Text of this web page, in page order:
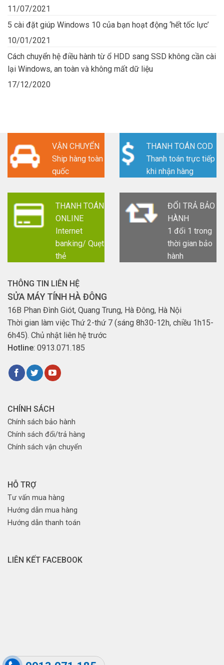
11/07/2021
5 cài đặt giúp Windows 10 của bạn hoạt động ‘hết tốc lực’
10/01/2021
Cách chuyển hệ điều hành từ ổ HDD sang SSD không cần cài
lại Windows, an toàn và không mất dữ liệu
17/12/2020
VẬN CHUYỂN
Ship hàng toàn
quốc
THANH TOÁN COD
Thanh toán trực tiếp
khi nhận hàng
THANH TOÁN
ONLINE
Internet
banking/ Quẹt
thẻ
ĐỔI TRẢ BẢO
HÀNH
1 đổi 1 trong
thời gian bảo
hành
THÔNG TIN LIÊN HỆ
SỬA MÁY TÍNH HÀ ĐÔNG
16B Phan Đình Giót, Quang Trung, Hà Đông, Hà Nội
Thời gian làm việc Thứ 2-thứ 7 (sáng 8h30-12h, chiều 1h15-
6h45). Chủ nhật liên hệ trước
Hotline: 0913.071.185
CHÍNH SÁCH
Chính sách bảo hành
Chính sách đổi/trả hàng
Chính sách vận chuyển
HỖ TRỢ
Tư vấn mua hàng
Hướng dẫn mua hàng
Hướng dẫn thanh toán
LIÊN KẾT FACEBOOK